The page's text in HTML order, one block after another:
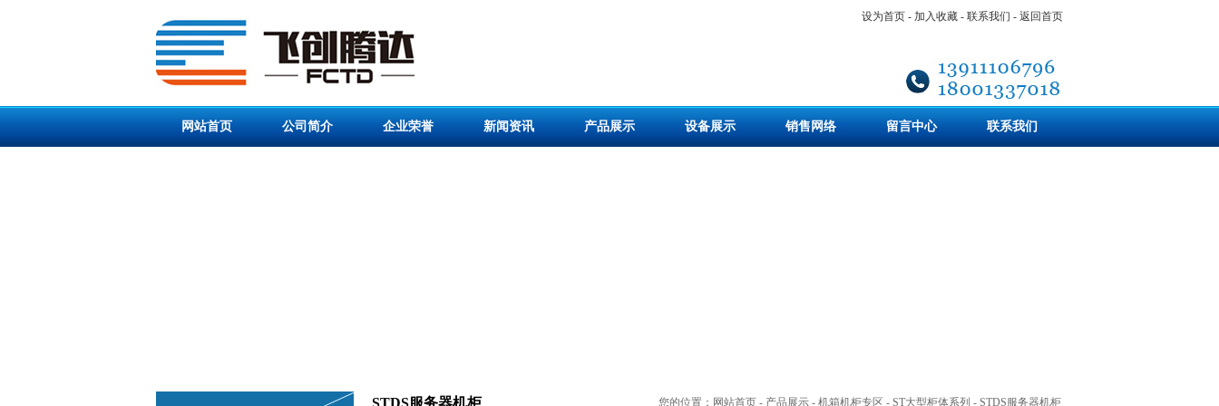
设为首页 - 加入收藏 - 联系我们 - 返回首页
网站首页 公司简介 企业荣誉 新闻资讯 产品展示 设备展示 销售网络 留言中心 联系我们
STDS服务器机柜 您的位置： 网站首页 - 产品展示 - 机箱机柜专区 - ST大型柜体系列 - STDS服务器机柜